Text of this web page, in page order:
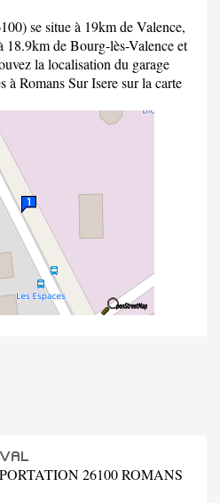
se situe à 19km de Valence,
18.9km de Bourg-lès-Valence et
la localisation du garage
à Romans Sur Isere sur la carte
26100 ROMANS